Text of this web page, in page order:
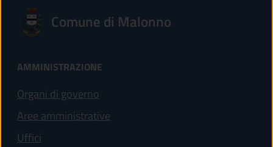
Comune di Malonno
AMMINISTRAZIONE
Organi di governo
Aree amministrative
Uffici